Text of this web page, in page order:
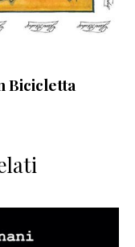
Bicicletta